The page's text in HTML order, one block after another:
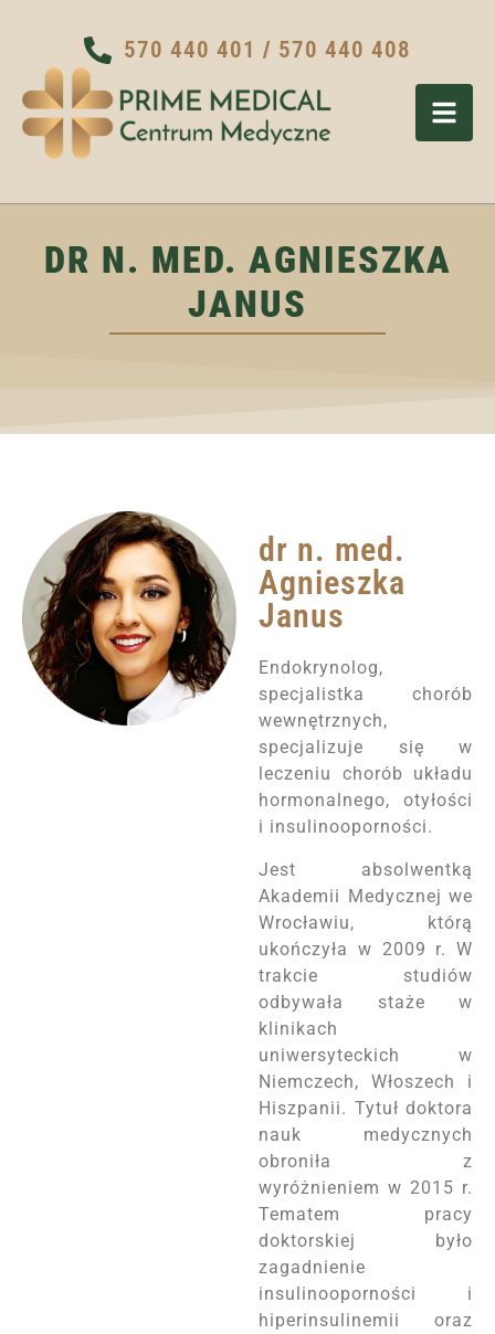
570 440 401/ 570 440 408
DR N. MED. AGNIESZKA
JANUS
dr n. med.
Agnieszka
Janus
Endokrynolog,
specjalistka chorób
wewnętrznych,
specjalizuje się w
leczeniu chorób układu
hormonalnego, otyłości
i insulinooporności.
Jest absolwentką
Akademii Medycznej we
Wrocławiu, którą
ukończyła w 2009 r. W
trakcie studiów
odbywała staże w
klinikach
uniwersyteckich w
Niemczech, Włoszech i
Hiszpanii. Tytuł doktora
nauk medycznych
obroniła z
wyróżnieniem w 2015 r.
Tematem pracy
doktorskiej było
zagadnienie
insulinooporności i
hiperinsulinemii oraz